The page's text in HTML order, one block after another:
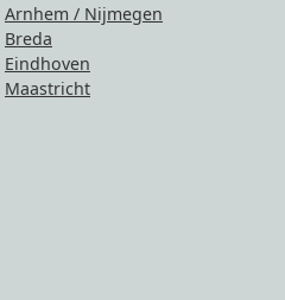
Arnhem / Nijmegen
Breda
Eindhoven
Maastricht